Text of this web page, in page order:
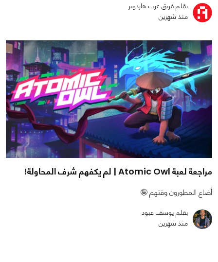
بقلم فريق عرب هاردوير
منذ شهرين
مراجعة لعبة Atomic Owl | لم يكفهم شرف المحاولة!
أضاع المطورون وقتهم 🤪
بقلم يوسف عبود
منذ شهرين